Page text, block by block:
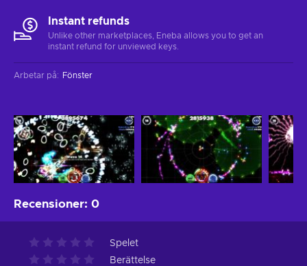
Instant refunds
Unlike other marketplaces, Eneba allows you to get an
instant refund for unviewed keys.
Arbetar på: Fönster
Recensioner: 0
Spelet
Berättelse